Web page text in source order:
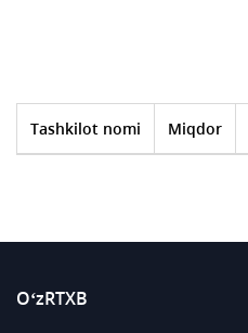
Tashkilot nomi Miqdor
O‘zRTXB